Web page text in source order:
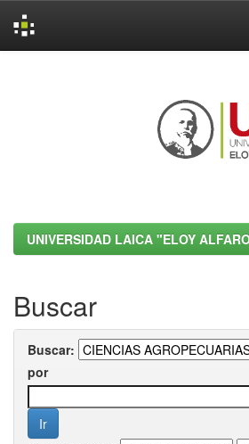
UNIVERSIDAD LAICA "ELOY
Buscar
Buscar:
por